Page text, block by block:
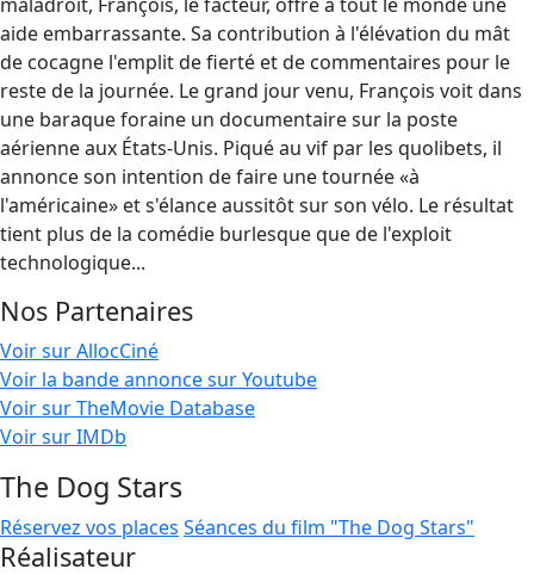
aide embarrassante. Sa contribution à l'élévation du mât
de cocagne l'emplit de fierté et de commentaires pour le
reste de la journée. Le grand jour venu, François voit dans
une baraque foraine un documentaire sur la poste
aérienne aux États-Unis. Piqué au vif par les quolibets, il
annonce son intention de faire une tournée «à
l'américaine» et s'élance aussitôt sur son vélo. Le résultat
tient plus de la comédie burlesque que de l'exploit
technologique...
Nos Partenaires
Voir sur AllocCiné
Voir la bande annonce sur Youtube
Voir sur TheMovie Database
Voir sur IMDb
The Dog Stars
Réservez vos places Séances du film "The Dog Stars"
Réalisateur